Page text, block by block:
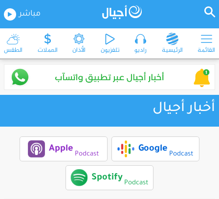
مباشر
القائمة الرئيسية راديو تلفزيون الأذان العملات الطقس
أخبار أجيال
Google
Podcast
Apple
Podcast
Spotify
Podcast